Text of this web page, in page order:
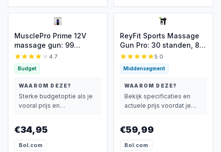
MusclePro Prime 12V
massage gun: 99
standen, 8
mondstukken, koffer
4.7
Budget
WAAROM DEZE?
Sterke budgetoptie als je
vooral prijs en
€34,95
Bol.com
ReyFit Sports Massage
Gun Pro: 30 standen, 8
opzetstukken
5.0
Middensegment
WAAROM DEZE?
Bekijk specificaties en
actuele prijs voordat je
€59,99
Bol.com